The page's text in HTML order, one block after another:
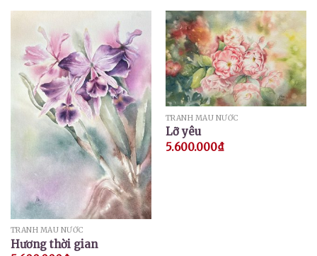
TRANH MÀU NƯỚC
Hương thời gian
TRANH MÀU NƯỚC
Lỡ yêu
5.600.000₫